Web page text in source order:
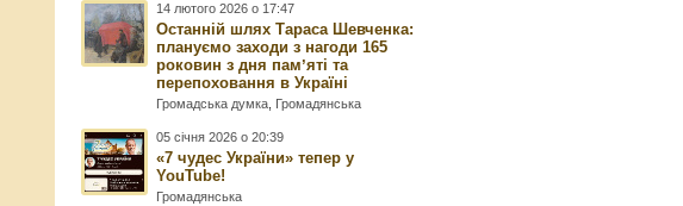
14 лютого 2026 о 17:47
Останній шлях Тараса Шевченка:
плануємо заходи з нагоди 165
роковин з дня памʼяті та
перепоховання в Україні
Громадська думка Громадянська
05 січня 2026 о 20:39
«7 чудес України» тепер у
YouTube!
Громадянська